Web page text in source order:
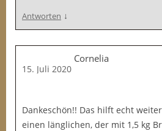
Antworten ↓
Cornelia
15. Juli 2020
Dankeschön!! Das hilft echt
einen länglichen, der mit 1,5 kg